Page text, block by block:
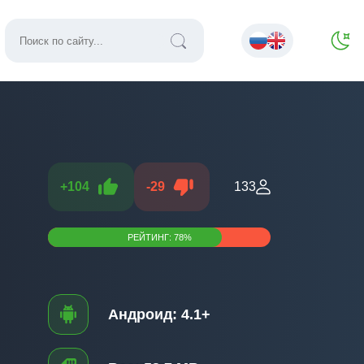
+104 -29 133
РЕЙТИНГ: 78%
Андроид: 4.1+